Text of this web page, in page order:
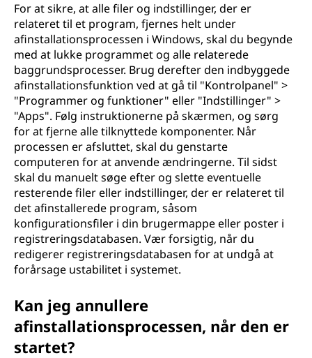
For at sikre, at alle filer og indstillinger, der er
relateret til et program, fjernes helt under
afinstallationsprocessen i Windows, skal du begynde
med at lukke programmet og alle relaterede
baggrundsprocesser. Brug derefter den indbyggede
afinstallationsfunktion ved at gå til "Kontrolpanel" >
"Programmer og funktioner" eller "Indstillinger" >
"Apps". Følg instruktionerne på skærmen, og sørg
for at fjerne alle tilknyttede komponenter. Når
processen er afsluttet, skal du genstarte
computeren for at anvende ændringerne. Til sidst
skal du manuelt søge efter og slette eventuelle
resterende filer eller indstillinger, der er relateret til
det afinstallerede program, såsom
konfigurationsfiler i din brugermappe eller poster i
registreringsdatabasen. Vær forsigtig, når du
redigerer registreringsdatabasen for at undgå at
forårsage ustabilitet i systemet.
Kan jeg annullere
afinstallationsprocessen, når den er
startet?